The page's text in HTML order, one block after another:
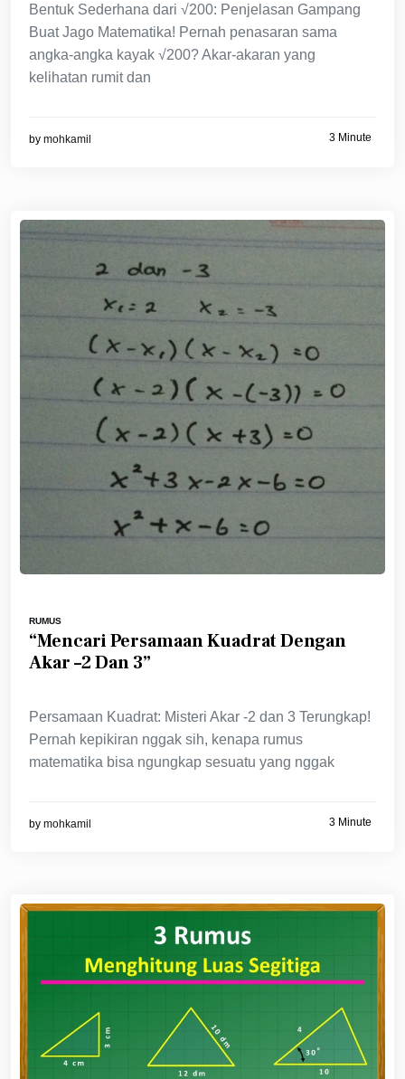
Bentuk Sederhana dari √200: Penjelasan Gampang
Buat Jago Matematika! Pernah penasaran sama
angka-angka kayak √200? Akar-akaran yang
kelihatan rumit dan
by mohkamil 3 Minute
RUMUS
“Mencari Persamaan Kuadrat Dengan
Akar –2 Dan 3”
Persamaan Kuadrat: Misteri Akar -2 dan 3 Terungkap!
Pernah kepikiran nggak sih, kenapa rumus
matematika bisa ngungkap sesuatu yang nggak
by mohkamil 3 Minute